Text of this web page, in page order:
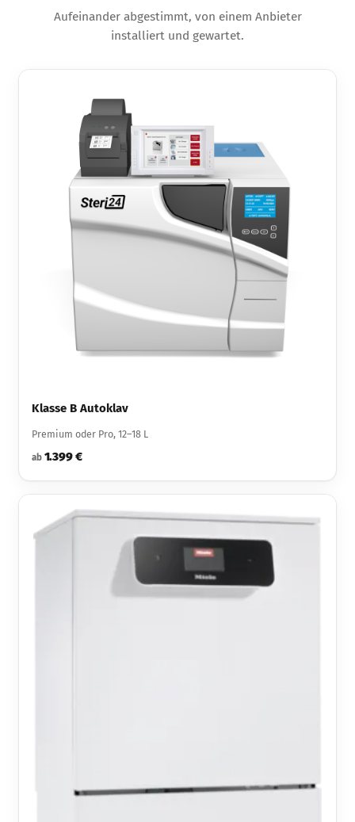
Aufeinander abgestimmt, von einem Anbieter
installiert und gewartet.
Klasse B Autoklav
Premium oder Pro, 12–18 L
ab1.399 €